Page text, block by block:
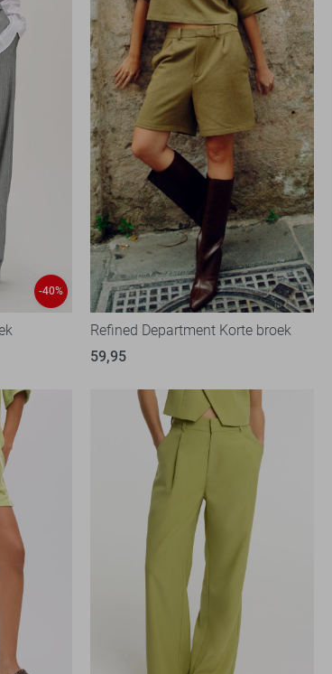
-40%
Refined Department Korte broek
59,95